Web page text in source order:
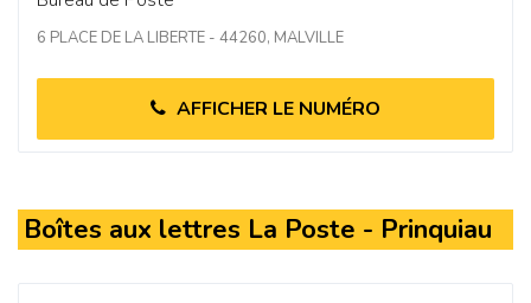
6 PLACE DE LA LIBERTE - 44260, MALVILLE
AFFICHER LE NUMÉRO
Boîtes aux lettres La Poste - Prinquiau